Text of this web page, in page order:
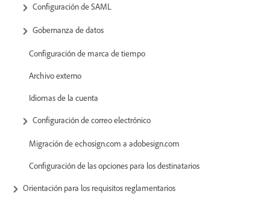
Configuración de SAML
Gobernanza de datos
Configuración de marca de tiempo
Archivo externo
Idiomas de la cuenta
Configuración de correo electrónico
Migración de echosign.com a adobesign.com
Configuración de las opciones para los destinatarios
Orientación para los requisitos reglamentarios